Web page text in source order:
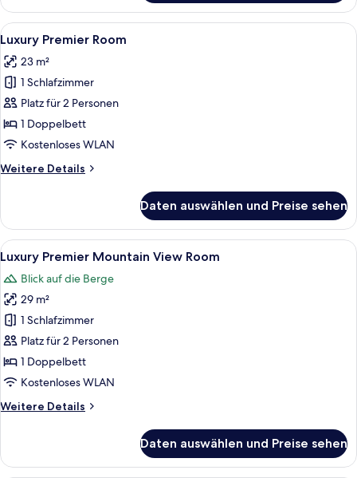
Mountain
View
Room
Alle
Fotos
für
Luxury
Premier
Room
anzeigen
Ein Hotelzimmer mit Bett,
5
Luxury Premier Room
23 m²
1 Schlafzimmer
Platz für 2 Personen
1 Doppelbett
Kostenloses WLAN
Weitere Details
Weitere
Premier
Room
Daten auswählen und Preise sehen
Alle
Fotos
für
Luxury
Premier
Mountain
View
Room
Ein Hotelzimmer mit einem großen
8
Luxury Premier Mountain View Room
Blick auf die Berge
29 m²
1 Schlafzimmer
Platz für 2 Personen
1 Doppelbett
Kostenloses WLAN
Weitere Details
Weitere
Premier
Daten auswählen und Preise sehen